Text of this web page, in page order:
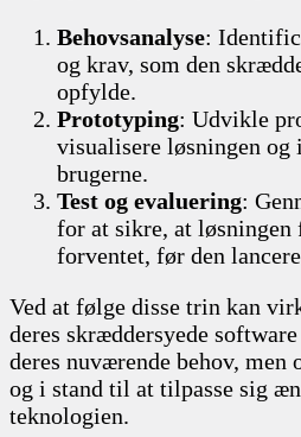
Behovsanalyse:
og krav, som den
opfylde.
Prototyping: Udvikle
visualisere løsningen og
brugerne.
Test og evaluering:
for at sikre, at løsningen
forventet, før den
Ved at følge disse trin kan
deres skræddersyede
deres nuværende behov, men
og i stand til at tilpasse sig
teknologien.